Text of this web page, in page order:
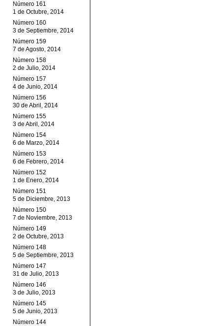
Número 161
1 de Octubre, 2014
Número 160
3 de Septiembre, 2014
Número 159
7 de Agosto, 2014
Número 158
2 de Julio, 2014
Número 157
4 de Junio, 2014
Número 156
30 de Abril, 2014
Número 155
3 de Abril, 2014
Número 154
6 de Marzo, 2014
Número 153
6 de Febrero, 2014
Número 152
1 de Enero, 2014
Número 151
5 de Diciembre, 2013
Número 150
7 de Noviembre, 2013
Número 149
2 de Octubre, 2013
Número 148
5 de Septiembre, 2013
Número 147
31 de Julio, 2013
Número 146
3 de Julio, 2013
Número 145
5 de Junio, 2013
Número 144